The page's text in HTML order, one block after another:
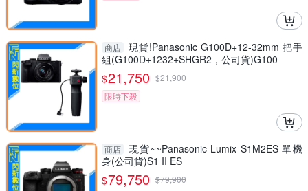
商店
現貨!Panasonic G100D+12-32mm 把手
組(G100D+1232+SHGR2，公司貨)G100
$21,750 $21,900
限時下殺
商店
現貨~~Panasonic Lumix S1M2ES 單機
身(公司貨)S1 II ES
$79,750 $79,900